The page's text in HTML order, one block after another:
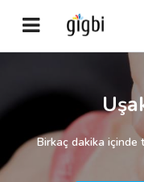
Giriş Yap
Kayıt Ol
Birkaç dakika içinde